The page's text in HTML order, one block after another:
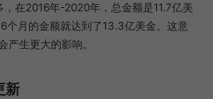
在2016年-2020年，总金额是11.7亿美
个月的金额就达到了13.3亿美金。这意
产生更大的影响。
新